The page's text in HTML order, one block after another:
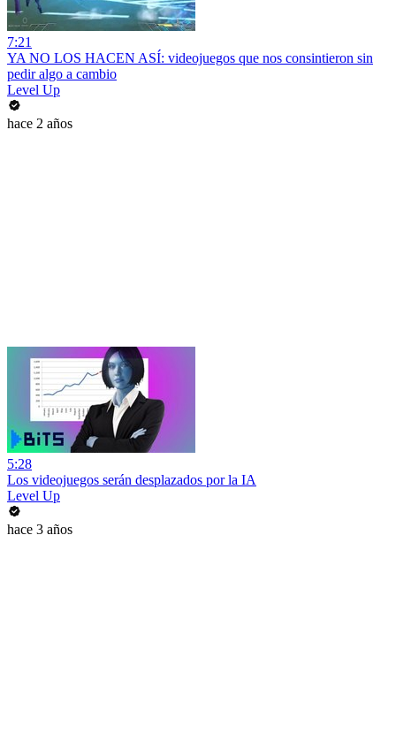
7:21
YA NO LOS HACEN ASÍ: videojuegos que nos consintieron sin
pedir algo a cambio
Level Up
hace 2 años
5:28
Los videojuegos serán desplazados por la IA
Level Up
hace 3 años